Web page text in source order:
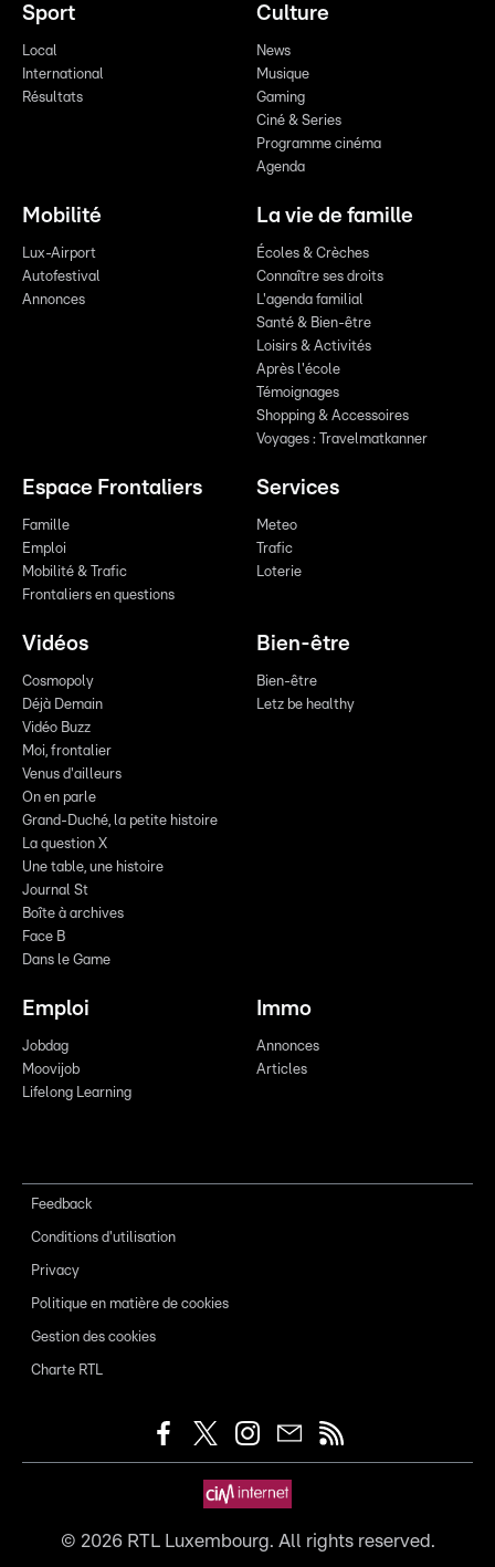
Sport
Local
International
Résultats
Culture
News
Musique
Gaming
Ciné & Series
Programme cinéma
Agenda
Mobilité
Lux-Airport
Autofestival
Annonces
La vie de famille
Écoles & Crèches
Connaître ses droits
L'agenda familial
Santé & Bien-être
Loisirs & Activités
Après l'école
Témoignages
Shopping & Accessoires
Voyages : Travelmatkanner
Espace Frontaliers
Famille
Emploi
Mobilité & Trafic
Frontaliers en questions
Services
Meteo
Trafic
Loterie
Vidéos
Cosmopoly
Déjà Demain
Vidéo Buzz
Moi, frontalier
Venus d'ailleurs
On en parle
Grand-Duché, la petite histoire
La question X
Une table, une histoire
Journal St
Boîte à archives
Face B
Dans le Game
Bien-être
Bien-être
Letz be healthy
Emploi
Jobdag
Moovijob
Lifelong Learning
Immo
Annonces
Articles
Feedback
Conditions d'utilisation
Privacy
Politique en matière de cookies
Gestion des cookies
Charte RTL
© 2026RTL Luxembourg. All rights reserved.